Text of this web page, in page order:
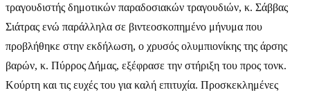
τραγουδιστής δημοτικών παραδοσιακών τραγουδιών, κ. Σάββας
Σιάτρας ενώ παράλληλα σε βιντεοσκοπημένο μήνυμα που
προβλήθηκε στην εκδήλωση, ο χρυσός ολυμπιονίκης της άρσης
βαρών, κ. Πύρρος Δήμας, εξέφρασε την στήριξη του προς τονκ.
Κούρτη και τις ευχές του για καλή επιτυχία. Προσκεκλημένες